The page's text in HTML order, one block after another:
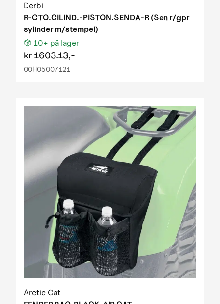
Derbi
R-CTO.CILIND.-PISTON.SENDA-R (Sen r/gpr
sylinder m/stempel)
10+ på lager
kr 1603.13,-
00H05007121
Arctic Cat